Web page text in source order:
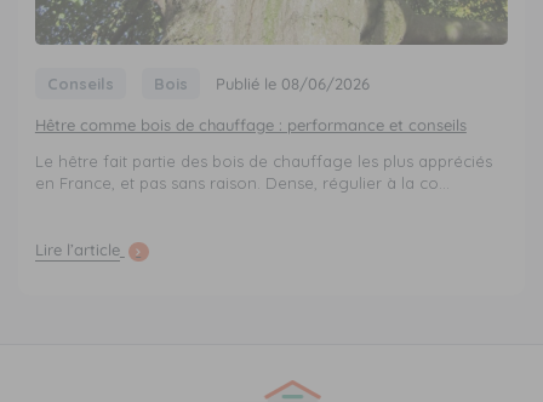
Conseils Bois Publié le 08/06/2026
Hêtre comme bois de chauffage : performance et conseils
Le hêtre fait partie des bois de chauffage les plus appréciés
en France, et pas sans raison. Dense, régulier à la co...
Lire l’article